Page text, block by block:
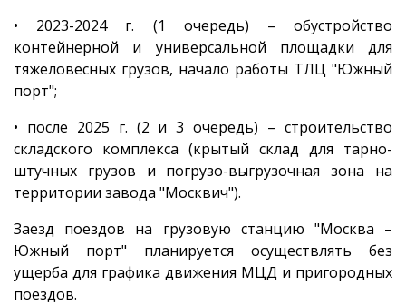
• 2023-2024 г. (1 очередь) – обустройство
контейнерной и универсальной площадки для
тяжеловесных грузов, начало работы ТЛЦ "Южный
порт";
• после 2025 г. (2 и 3 очередь) – строительство
складского комплекса (крытый склад для тарно-
штучных грузов и погрузо-выгрузочная зона на
территории завода "Москвич").
Заезд поездов на грузовую станцию "Москва –
Южный порт" планируется осуществлять без
ущерба для графика движения МЦД и пригородных
поездов.